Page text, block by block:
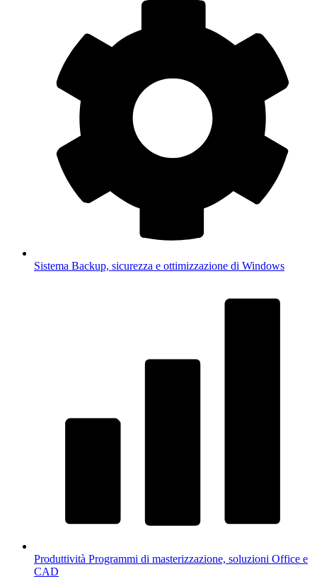
Sistema Backup, sicurezza e ottimizzazione di Windows
Produttività Programmi di masterizzazione, soluzioni Office e
CAD